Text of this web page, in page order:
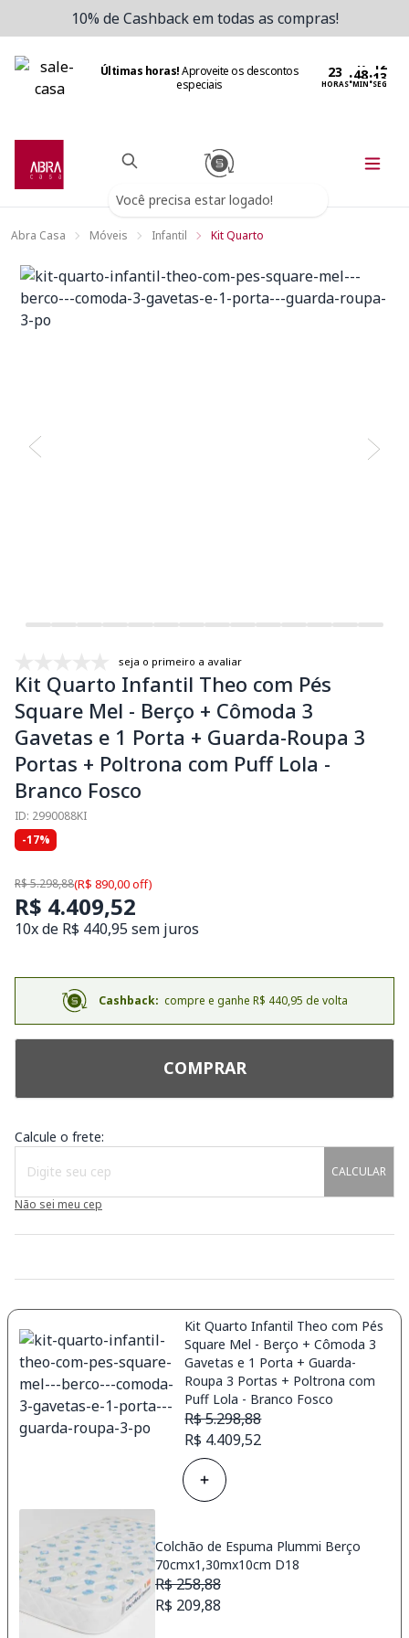
10% de Cashback em todas as compras!
Últimas horas!Aproveite os descontos
especiais
HORAS:MIN:SEG
Você precisa estar logado!
Abra Casa Móveis Infantil Kit Quarto
seja o primeiro a avaliar
Kit Quarto Infantil Theo com Pés
Square Mel - Berço + Cômoda 3
Gavetas e 1 Porta + Guarda-Roupa 3
Portas + Poltrona com Puff Lola -
Branco Fosco
ID: 2990088KI
-17%
R$ 5.298,88(R$ 890,00 off)
R$ 4.409,52
10x de R$ 440,95 sem juros
Cashback: compre e ganhe R$ 440,95 de volta
COMPRAR
Calcule o frete:
CALCULAR
Não sei meu cep
Kit Quarto Infantil Theo com Pés
Square Mel - Berço + Cômoda 3
Gavetas e 1 Porta + Guarda-
Roupa 3 Portas + Poltrona com
Puff Lola - Branco Fosco
R$ 5.298,88
R$ 4.409,52
Colchão de Espuma Plummi Berço
70cmx1,30mx10cm D18
R$ 258,88
R$ 209,88